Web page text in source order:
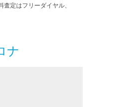
定はフリーダイヤル、
ナ